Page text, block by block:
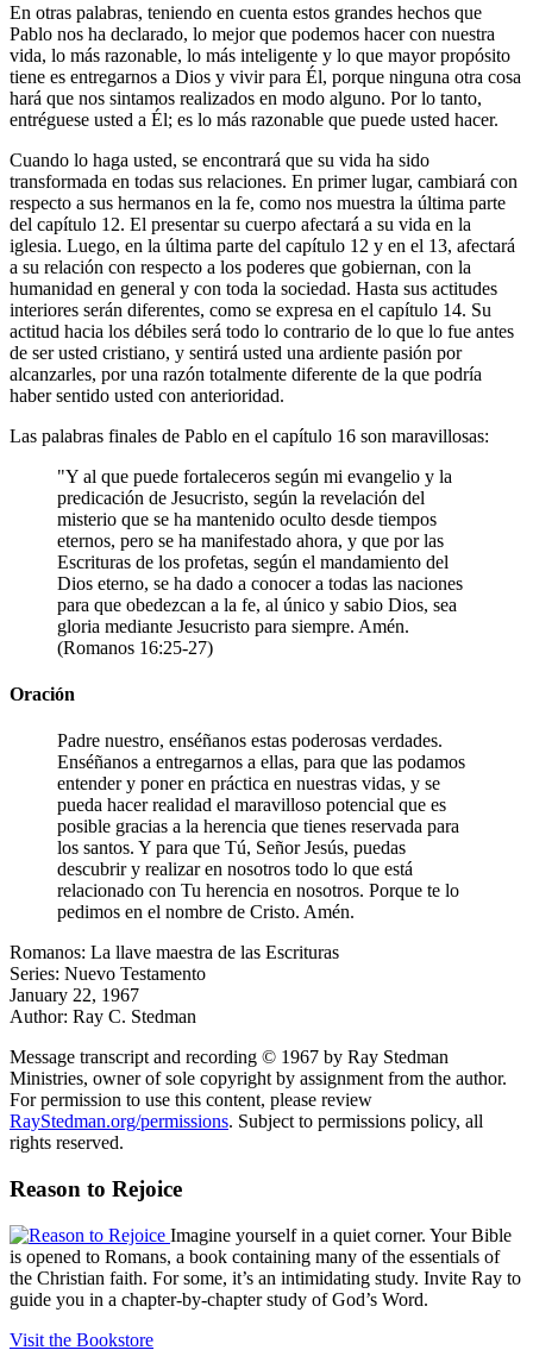
En otras palabras, teniendo en cuenta estos grandes hechos que
Pablo nos ha declarado, lo mejor que podemos hacer con nuestra
vida, lo más razonable, lo más inteligente y lo que mayor propósito
tiene es entregarnos a Dios y vivir para Él, porque ninguna otra cosa
hará que nos sintamos realizados en modo alguno. Por lo tanto,
entréguese usted a Él; es lo más razonable que puede usted hacer.
Cuando lo haga usted, se encontrará que su vida ha sido
transformada en todas sus relaciones. En primer lugar, cambiará con
respecto a sus hermanos en la fe, como nos muestra la última parte
del capítulo 12. El presentar su cuerpo afectará a su vida en la
iglesia. Luego, en la última parte del capítulo 12 y en el 13, afectará
a su relación con respecto a los poderes que gobiernan, con la
humanidad en general y con toda la sociedad. Hasta sus actitudes
interiores serán diferentes, como se expresa en el capítulo 14. Su
actitud hacia los débiles será todo lo contrario de lo que lo fue antes
de ser usted cristiano, y sentirá usted una ardiente pasión por
alcanzarles, por una razón totalmente diferente de la que podría
haber sentido usted con anterioridad.
Las palabras finales de Pablo en el capítulo 16 son maravillosas:
"Y al que puede fortaleceros según mi evangelio y la
predicación de Jesucristo, según la revelación del
misterio que se ha mantenido oculto desde tiempos
eternos, pero se ha manifestado ahora, y que por las
Escrituras de los profetas, según el mandamiento del
Dios eterno, se ha dado a conocer a todas las naciones
para que obedezcan a la fe, al único y sabio Dios, sea
gloria mediante Jesucristo para siempre. Amén.
(Romanos 16:25-27)
Oración
Padre nuestro, enséñanos estas poderosas verdades.
Enséñanos a entregarnos a ellas, para que las podamos
entender y poner en práctica en nuestras vidas, y se
pueda hacer realidad el maravilloso potencial que es
posible gracias a la herencia que tienes reservada para
los santos. Y para que Tú, Señor Jesús, puedas
descubrir y realizar en nosotros todo lo que está
relacionado con Tu herencia en nosotros. Porque te lo
pedimos en el nombre de Cristo. Amén.
Romanos: La llave maestra de las Escrituras
Series: Nuevo Testamento
January 22, 1967
Author: Ray C. Stedman
Message transcript and recording © 1967 by Ray Stedman
Ministries, owner of sole copyright by assignment from the author.
For permission to use this content, please review
RayStedman.org/permissions. Subject to permissions policy, all
rights reserved.
Reason to Rejoice
Imagine yourself in a quiet corner. Your Bible
is opened to Romans, a book containing many of the essentials of
the Christian faith. For some, it’s an intimidating study. Invite Ray to
guide you in a chapter-by-chapter study of God’s Word.
Visit the Bookstore